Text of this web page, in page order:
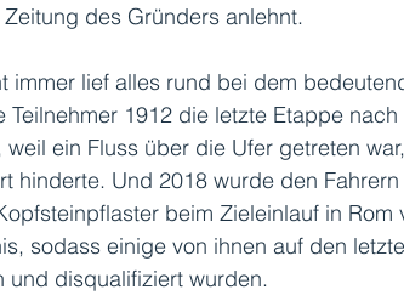
des Gründers anlehnt.
immer lief alles rund bei dem
Teilnehmer 1912 die letzte Etappe
weil ein Fluss über die Ufer getreten
hinderte. Und 2018 wurde den
beim Zieleinlauf in Rom
sodass einige von ihnen auf den
und disqualifiziert wurden.